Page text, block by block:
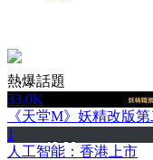
熱爆話題
33.0K
《天堂M》妖精改版
1
人工智能：香港上市